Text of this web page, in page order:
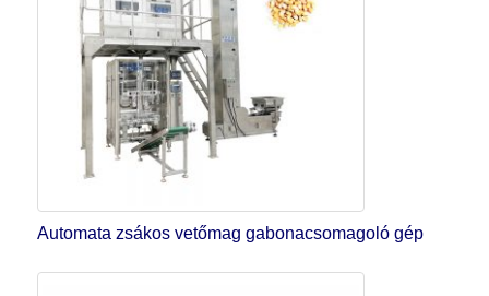
Automata zsákos vetőmag gabonacsomagoló gép